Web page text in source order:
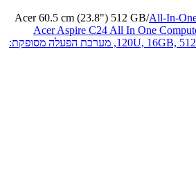
/
Acer 60.5 cm (23.8") 512 GB